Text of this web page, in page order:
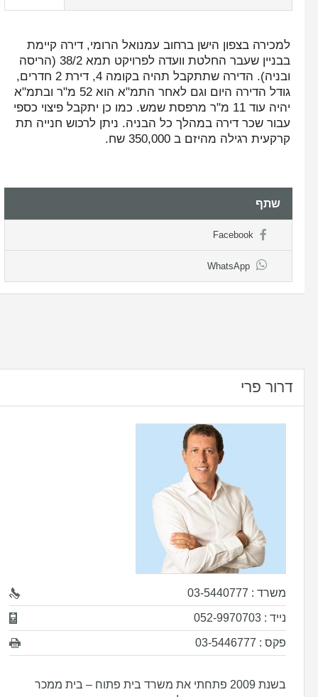
למכירה בצפון הישן ברחוב עמנואל הרומי, דירה קיימת
בבניין שעבר החלטת וועדה לפרויקט תמא 38/2 (הריסה
ובניה). הדירה שתתקבל תהיה בקומה 4, דירת 2 חדרים,
גודל הדירה היום וגם לאחר התמ"א הוא 52 מ"ר ובתמ"א
יהיה עוד 11 מ"ר מרפסת שמש. כמו כן יתקבל פיצוי כספי
עבור שכר דירה במהלך כל הבניה. ניתן לרכוש חנייה תת
קרקעית רגילה מהיזם ב 350,000 שח.
שתף
Facebook
WhatsApp
דרור פרי
משרד : 03-5440777
נייד : 052-9970703
פקס : 03-5446777
בשנת 2009 פתחתי את משרד בית פתוח – בית ממכר